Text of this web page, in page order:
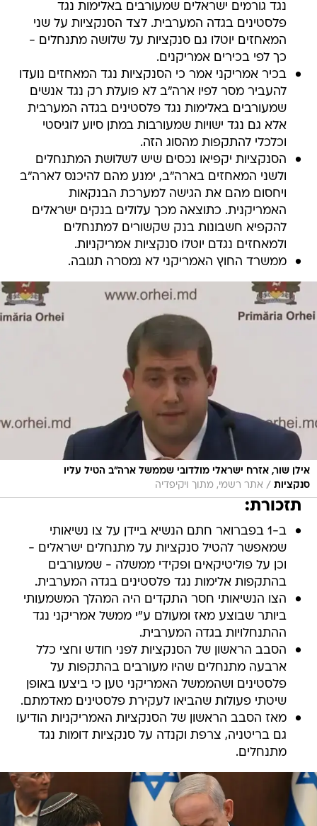
נגד גורמים ישראלים שמעורבים באלימות נגד
פלסטינים בגדה המערבית. לצד הסנקציות על שני
המאחזים יוטלו גם סנקציות על שלושה מתנחלים -
כך לפי בכירים אמריקנים.
בכיר אמריקני אמר כי הסנקציות נגד המאחזים נועדו
להעביר מסר לפיו ארה"ב לא פועלת רק נגד אנשים
שמעורבים באלימות נגד פלסטינים בגדה המערבית
אלא גם נגד ישויות שמעורבות במתן סיוע לוגיסטי
וכלכלי להתקפות מהסוג הזה.
הסנקציות יקפיאו נכסים שיש לשלושת המתנחלים
ולשני המאחזים בארה"ב, ימנע מהם להיכנס לארה"ב
ויחסום מהם את הגישה למערכת הבנקאות
האמריקנית. כתוצאה מכך עלולים בנקים ישראלים
להקפיא חשבונות בנק שקשורים למתנחלים
ולמאחזים נגדם יוטלו סנקציות אמריקניות.
ממשרד החוץ האמריקני לא נמסרה תגובה.
אילן שור, אזרח ישראלי מולדובי שממשל ארה"ב הטיל עליו
סנקציות / אתר רשמי, מתוך ויקיפדיה
תזכורת:
ב-1 בפברואר חתם הנשיא ביידן על צו נשיאותי
שמאפשר להטיל סנקציות על מתנחלים ישראלים -
וכן על פוליטיקאים ופקידי ממשלה - שמעורבים
בהתקפות אלימות נגד פלסטינים בגדה המערבית.
הצו הנשיאותי חסר התקדים היה המהלך המשמעותי
ביותר שבוצע מאז ומעולם ע"י ממשל אמריקני נגד
ההתנחלויות בגדה המערבית.
הסבב הראשון של הסנקציות לפני חודש וחצי כלל
ארבעה מתנחלים שהיו מעורבים בהתקפות על
פלסטינים ושהממשל האמריקני טען כי ביצעו באופן
שיטתי פעולות שהביאו לעקירת פלסטינים מאדמתם.
מאז הסבב הראשון של הסנקציות האמריקניות הודיעו
גם בריטניה, צרפת וקנדה על סנקציות דומות נגד
מתנחלים.